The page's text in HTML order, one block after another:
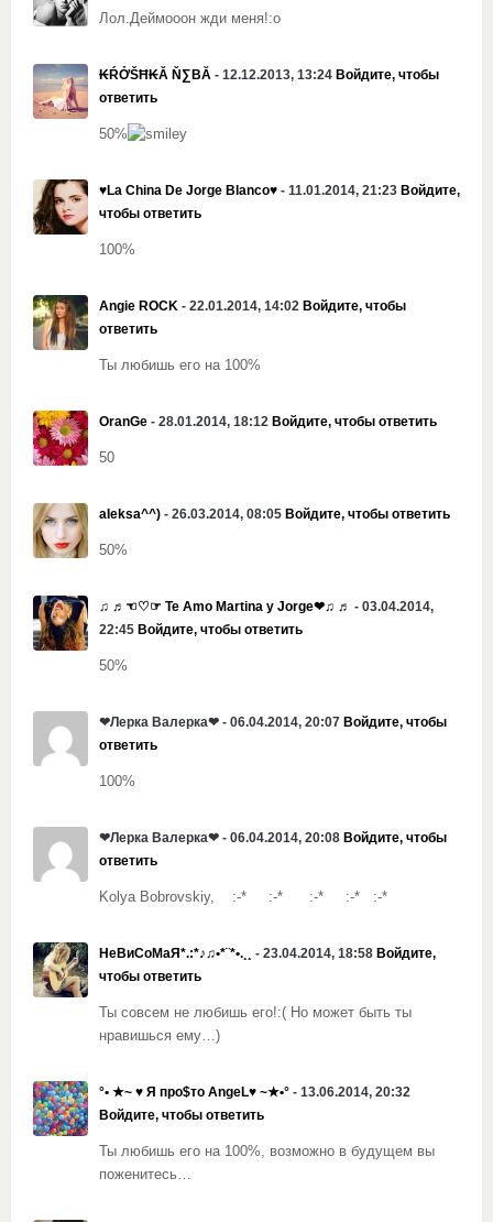
Лол.Деймооон жди меня!:о
₭ŔỞŠĦ₭Ă Ň∑ВĂ - 12.12.2013, 13:24 Войдите, чтобы
ответить
50%
♥La China De Jorge Blanco♥ - 11.01.2014, 21:23 Войдите,
чтобы ответить
100%
Angie ROCK - 22.01.2014, 14:02 Войдите, чтобы
ответить
Ты любишь его на 100%
OranGe - 28.01.2014, 18:12 Войдите, чтобы ответить
50
aIeksa^^) - 26.03.2014, 08:05 Войдите, чтобы ответить
50%
♫ ♬☜♡☞ Te Amo Martina y Jorge❤♫ ♬ - 03.04.2014,
22:45 Войдите, чтобы ответить
50%
❤Лерка Валерка❤ - 06.04.2014, 20:07 Войдите, чтобы
ответить
100%
❤Лерка Валерка❤ - 06.04.2014, 20:08 Войдите, чтобы
ответить
Kolya Bobrovskiy, :-* :-* :-* :-* :-*
НеВиСоМаЯ*.:*♪♫•*¨*•.¸¸ - 23.04.2014, 18:58 Войдите,
чтобы ответить
Ты совсем не любишь его!:( Но может быть ты
нравишься ему…)
°• ★~ ♥ Я про$то AngeL♥ ~★•° - 13.06.2014, 20:32
Войдите, чтобы ответить
Ты любишь его на 100%, возможно в будущем вы
поженитесь…